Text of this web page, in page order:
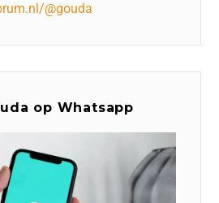
@gouda
op Whatsapp